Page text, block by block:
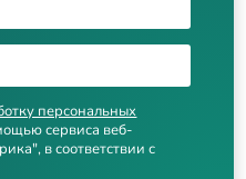
персональных
сервиса веб-
в соответствии с